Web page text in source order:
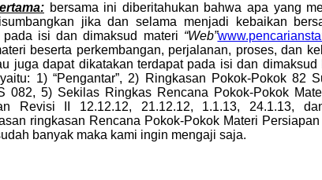
bersama ini diberitahukan bahwa apa yang
jika dan selama menjadi kebaikan
pada isi dan dimaksud materi “Web”
beserta perkembangan, perjalanan, proses, dan
juga dapat dikatakan terdapat pada isi dan
yaitu: 1) “Pengantar”, 2) Ringkasan Pokok-Pokok 82
082, 5) Sekilas Ringkas Rencana Pokok-Pokok
Revisi II 12.12.12, 21.12.12, 1.1.13, 24.1.13,
ringkasan Rencana Pokok-Pokok Materi
banyak maka kami ingin mengaji saja.